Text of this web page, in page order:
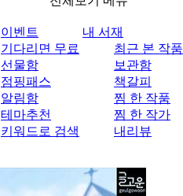
이벤트
기다리면 무료
선물함
점핑패스
알림함
테마추천
키워드로 검색
내 서재
최근 본 작품
보관함
책갈피
찜 한 작품
찜 한 작가
내리뷰